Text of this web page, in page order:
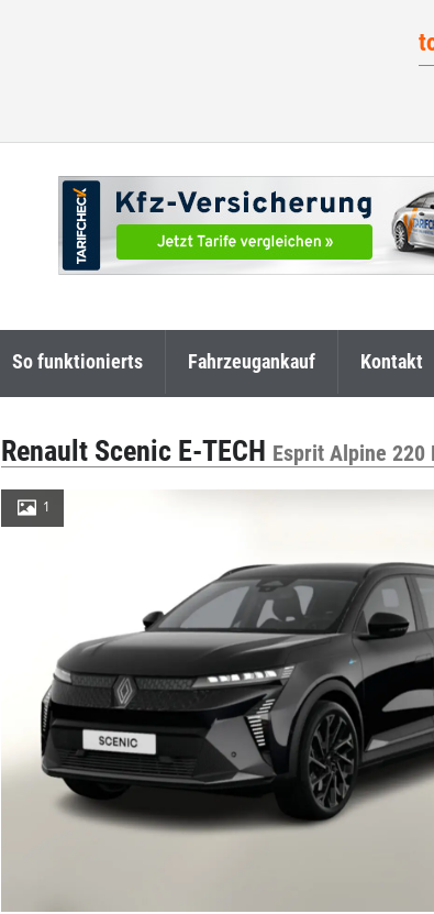
So funktionierts Fahrzeugankauf Kontakt
Renault Scenic E-TECH Esprit Alpine 220
1